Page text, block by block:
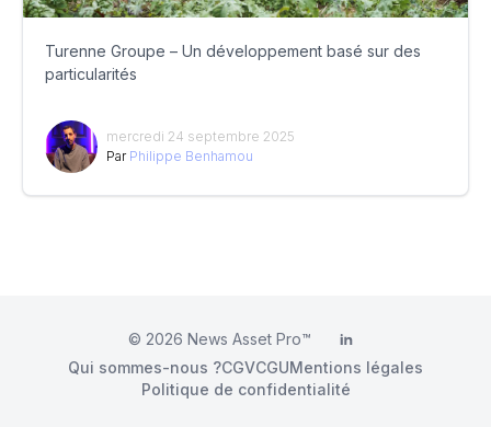
Turenne Groupe – Un développement basé sur des
particularités
mercredi 24 septembre 2025
Par Philippe Benhamou
© 2026 News Asset Pro™ LinkedIn
Qui sommes-nous ?CGVCGUMentions légales
Politique de confidentialité